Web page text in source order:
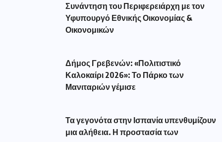
Συνάντηση του Περιφερειάρχη με τον
Υφυπουργό Εθνικής Οικονομίας &
Οικονομικών
Δήμος Γρεβενών: «Πολιτιστικό
Καλοκαίρι 2026»: Το Πάρκο των
Μανιταριών γέμισε
Τα γεγονότα στην Ισπανία υπενθυμίζουν
μια αλήθεια. Η προστασία των